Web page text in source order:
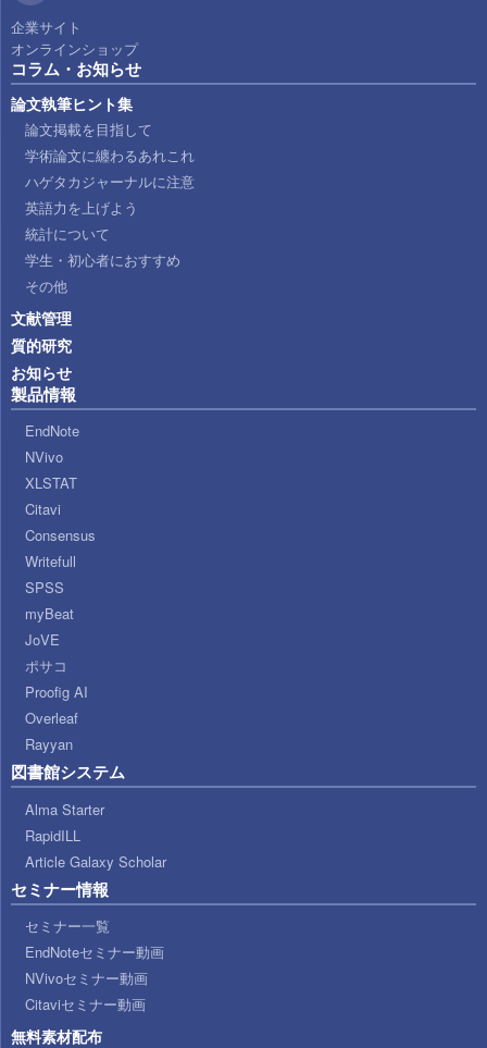
企業サイト
オンラインショップ
コラム・お知らせ
論文執筆ヒント集
論文掲載を目指して
学術論文に纏わるあれこれ
ハゲタカジャーナルに注意
英語力を上げよう
統計について
学生・初心者におすすめ
その他
文献管理
質的研究
お知らせ
製品情報
EndNote
NVivo
XLSTAT
Citavi
Consensus
Writefull
SPSS
myBeat
JoVE
ポサコ
Proofig AI
Overleaf
Rayyan
図書館システム
Alma Starter
RapidILL
Article Galaxy Scholar
セミナー情報
セミナー一覧
EndNoteセミナー動画
NVivoセミナー動画
Citaviセミナー動画
無料素材配布